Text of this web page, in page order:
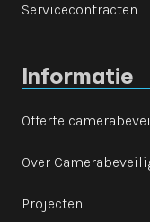
Servicecontracten
Informatie
Offerte
Over
Projecten